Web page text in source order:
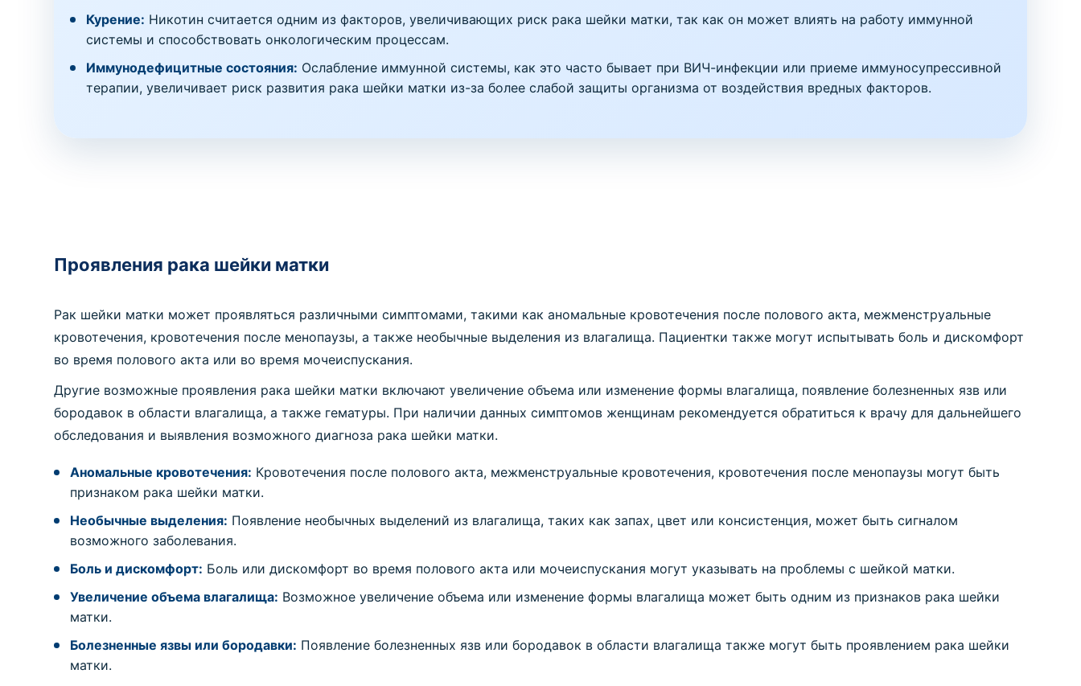
Курение: Никотин считается одним из факторов, увеличивающих риск рака шейки матки, так как он может влиять на работу иммунной
системы и способствовать онкологическим процессам.
Иммунодефицитные состояния: Ослабление иммунной системы, как это часто бывает при ВИЧ-инфекции или приеме иммуносупрессивной
терапии, увеличивает риск развития рака шейки матки из-за более слабой защиты организма от воздействия вредных факторов.
Проявления рака шейки матки
Рак шейки матки может проявляться различными симптомами, такими как аномальные кровотечения после полового акта, межменструальные
кровотечения, кровотечения после менопаузы, а также необычные выделения из влагалища. Пациентки также могут испытывать боль и дискомфорт
во время полового акта или во время мочеиспускания.
Другие возможные проявления рака шейки матки включают увеличение объема или изменение формы влагалища, появление болезненных язв или
бородавок в области влагалища, а также гематуры. При наличии данных симптомов женщинам рекомендуется обратиться к врачу для дальнейшего
обследования и выявления возможного диагноза рака шейки матки.
Аномальные кровотечения: Кровотечения после полового акта, межменструальные кровотечения, кровотечения после менопаузы могут быть
признаком рака шейки матки.
Необычные выделения: Появление необычных выделений из влагалища, таких как запах, цвет или консистенция, может быть сигналом
возможного заболевания.
Боль и дискомфорт: Боль или дискомфорт во время полового акта или мочеиспускания могут указывать на проблемы с шейкой матки.
Увеличение объема влагалища: Возможное увеличение объема или изменение формы влагалища может быть одним из признаков рака шейки
матки.
Болезненные язвы или бородавки: Появление болезненных язв или бородавок в области влагалища также могут быть проявлением рака шейки
матки.